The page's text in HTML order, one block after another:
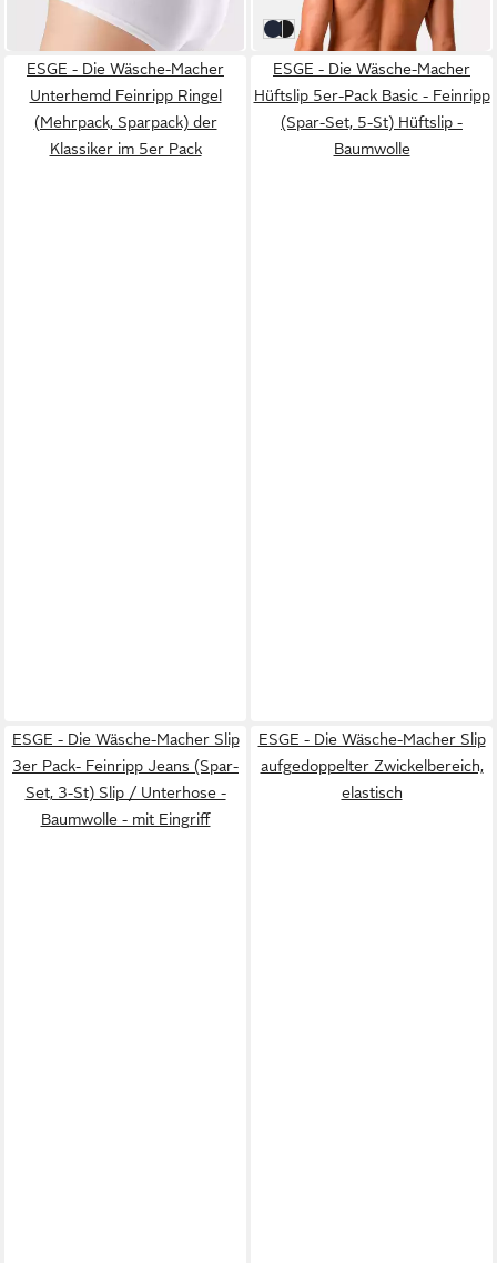
in 2-3 Werktagen bei dir
Marine
Schwarz
ESGE - Die Wäsche-Macher
Unterhemd Feinripp Ringel
(Mehrpack, Sparpack) der
Klassiker im 5er Pack
ESGE - Die Wäsche-Macher
Hüftslip 5er-Pack Basic - Feinripp
(Spar-Set, 5-St) Hüftslip -
Baumwolle
ESGE - Die Wäsche-Macher Slip
3er Pack- Feinripp Jeans (Spar-
Set, 3-St) Slip / Unterhose -
Baumwolle - mit Eingriff
ESGE - Die Wäsche-Macher Slip
aufgedoppelter Zwickelbereich,
elastisch